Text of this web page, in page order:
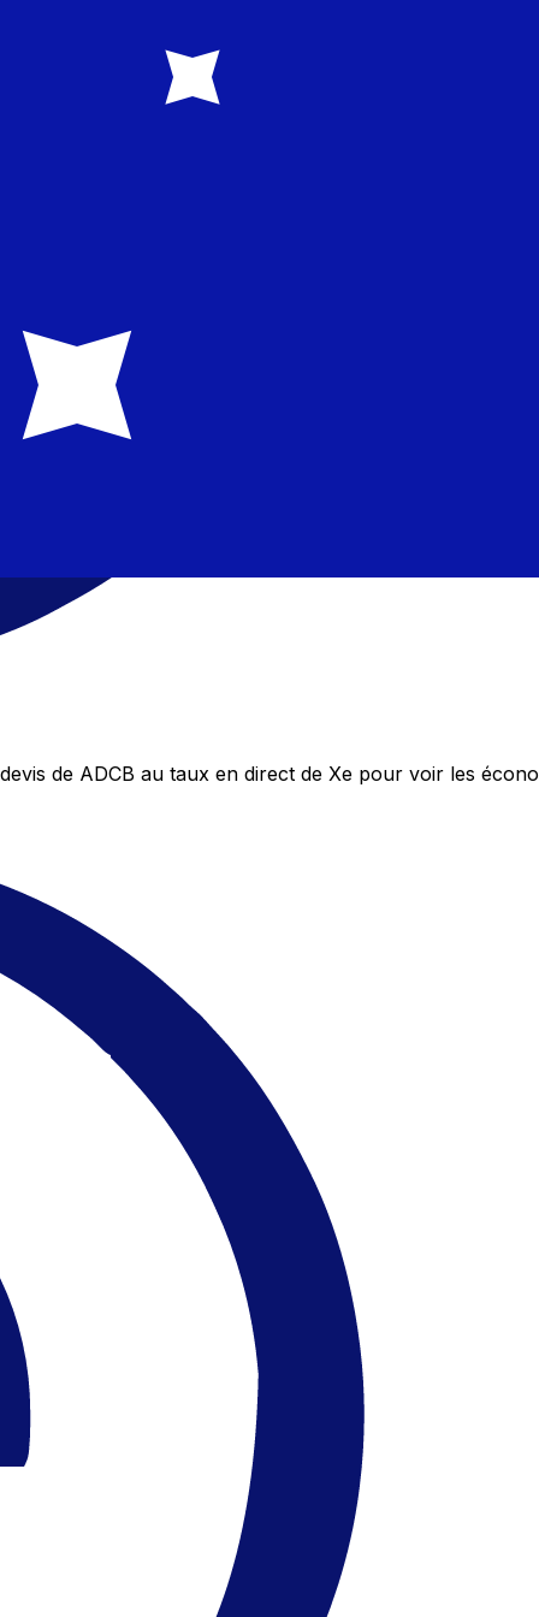
de ADCB au taux en direct de Xe pour voir les